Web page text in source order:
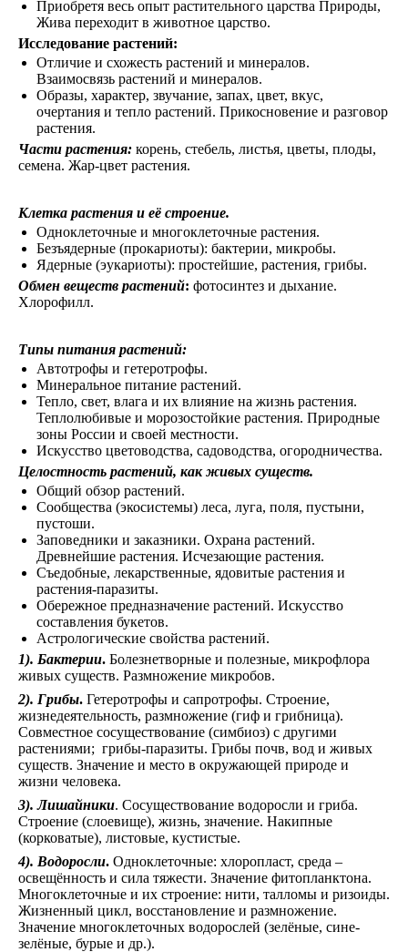
Приобретя весь опыт растительного царства Природы,
Жива переходит в животное царство.
Исследование растений:
Отличие и схожесть растений и минералов.
Взаимосвязь растений и минералов.
Образы, характер, звучание, запах, цвет, вкус,
очертания и тепло растений. Прикосновение и разговор
растения.
Части растения: корень, стебель, листья, цветы, плоды,
семена. Жар-цвет растения.
Клетка растения и её строение.
Одноклеточные и многоклеточные растения.
Безъядерные (прокариоты): бактерии, микробы.
Ядерные (эукариоты): простейшие, растения, грибы.
Обмен веществ растений: фотосинтез и дыхание.
Хлорофилл.
Типы питания растений:
Автотрофы и гетеротрофы.
Минеральное питание растений.
Тепло, свет, влага и их влияние на жизнь растения.
Теплолюбивые и морозостойкие растения. Природные
зоны России и своей местности.
Искусство цветоводства, садоводства, огородничества.
Целостность растений, как живых существ.
Общий обзор растений.
Сообщества (экосистемы) леса, луга, поля, пустыни,
пустоши.
Заповедники и заказники. Охрана растений.
Древнейшие растения. Исчезающие растения.
Съедобные, лекарственные, ядовитые растения и
растения-паразиты.
Обережное предназначение растений. Искусство
составления букетов.
Астрологические свойства растений.
1). Бактерии. Болезнетворные и полезные, микрофлора
живых существ. Размножение микробов.
2). Грибы. Гетеротрофы и сапротрофы. Строение,
жизнедеятельность, размножение (гиф и грибница).
Совместное сосуществование (симбиоз) с другими
растениями; грибы-паразиты. Грибы почв, вод и живых
существ. Значение и место в окружающей природе и
жизни человека.
3). Лишайники. Сосуществование водоросли и гриба.
Строение (слоевище), жизнь, значение. Накипные
(корковатые), листовые, кустистые.
4). Водоросли. Одноклеточные: хлоропласт, среда –
освещённость и сила тяжести. Значение фитопланктона.
Многоклеточные и их строение: нити, талломы и ризоиды.
Жизненный цикл, восстановление и размножение.
Значение многоклеточных водорослей (зелёные, сине-
зелёные, бурые и др.).